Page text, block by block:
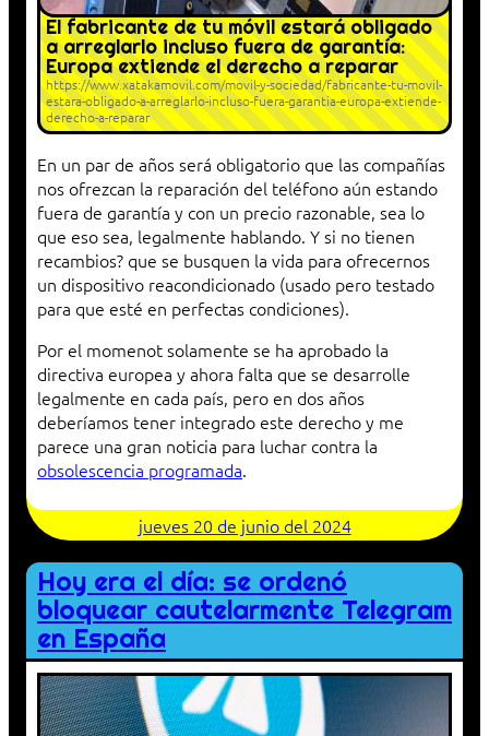
El fabricante de tu móvil estará obligado
a arreglarlo incluso fuera de garantía:
Europa extiende el derecho a reparar
https://www.xatakamovil.com/movil-y-sociedad/fabricante-tu-movil-
estara-obligado-a-arreglarlo-incluso-fuera-garantia-europa-extiende-
derecho-a-reparar
En un par de años será obligatorio que las compañías
nos ofrezcan la reparación del teléfono aún estando
fuera de garantía y con un precio razonable, sea lo
que eso sea, legalmente hablando. Y si no tienen
recambios? que se busquen la vida para ofrecernos
un dispositivo reacondicionado (usado pero testado
para que esté en perfectas condiciones).
Por el momenot solamente se ha aprobado la
directiva europea y ahora falta que se desarrolle
legalmente en cada país, pero en dos años
deberíamos tener integrado este derecho y me
parece una gran noticia para luchar contra la
obsolescencia programada.
jueves 20 de junio del 2024
Hoy era el día: se ordenó
bloquear cautelarmente Telegram
en España